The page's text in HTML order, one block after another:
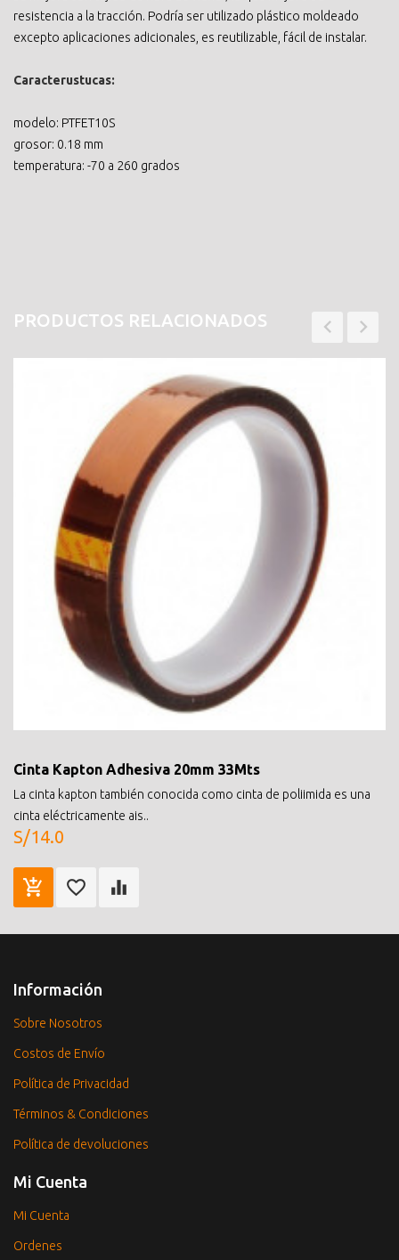
resistencia a la tracción. Podría ser utilizado plástico moldeado
excepto aplicaciones adicionales, es reutilizable, fácil de instalar.
Caracterustucas:
modelo: PTFET10S
grosor: 0.18 mm
temperatura: -70 a 260 grados
PRODUCTOS RELACIONADOS
Cinta Kapton Adhesiva 20mm 33Mts
La cinta kapton también conocida como cinta de poliimida es una
cinta eléctricamente ais..
S/14.0
Información
Sobre Nosotros
Costos de Envío
Política de Privacidad
Términos & Condiciones
Política de devoluciones
Mi Cuenta
Mi Cuenta
Ordenes